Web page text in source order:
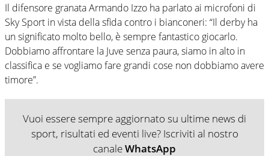
Il difensore granata Armando Izzo ha parlato ai microfoni di
Sky Sport in vista della sfida contro i bianconeri: “Il derby ha
un significato molto bello, è sempre fantastico giocarlo.
Dobbiamo affrontare la Juve senza paura, siamo in alto in
classifica e se vogliamo fare grandi cose non dobbiamo avere
timore”.
Vuoi essere sempre aggiornato su ultime news di
sport, risultati ed eventi live? Iscriviti al nostro
canaleWhatsApp